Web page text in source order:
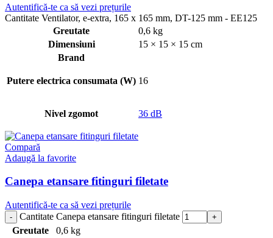
Autentifică-te ca să vezi prețurile
Cantitate Ventilator, e-extra, 165 x 165 mm, DT-125 mm - EE125
Greutate
0,6 kg
Dimensiuni
15 × 15 × 15 cm
Brand
Putere electrica consumata (W) 16
Nivel zgomot 36 dB
Compară
Adaugă la favorite
Canepa etansare fitinguri filetate
Autentifică-te ca să vezi prețurile
Cantitate Canepa etansare fitinguri filetate
Greutate
0,6 kg